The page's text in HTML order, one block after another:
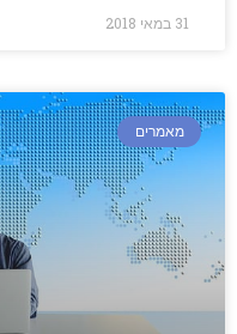
31 במאי 2018
מאמרים